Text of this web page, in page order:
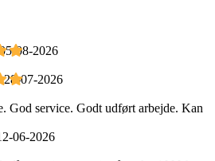
05-08-2026
28-07-2026
God service. Godt udført arbejde. Kan
06-2026